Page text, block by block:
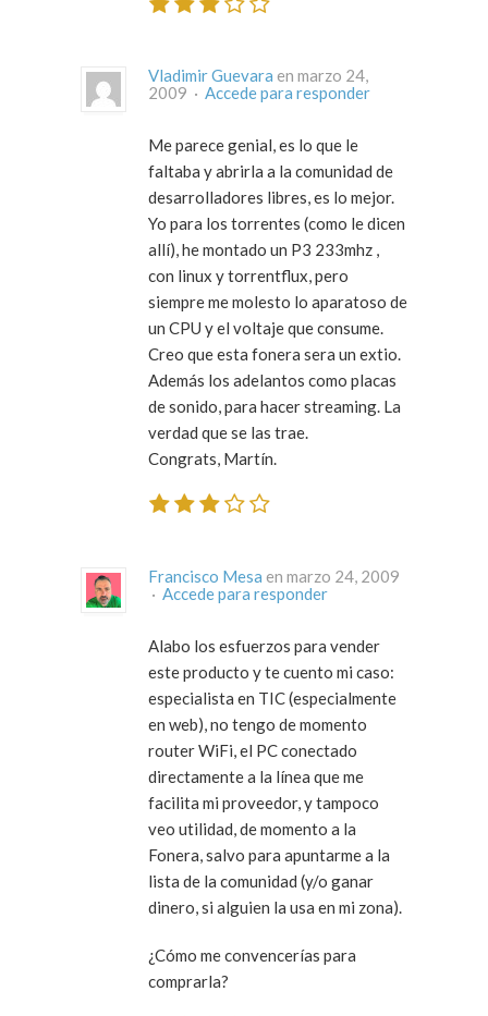
Vladimir Guevara en marzo 24,
2009 · Accede para responder
Me parece genial, es lo que le
faltaba y abrirla a la comunidad de
desarrolladores libres, es lo mejor.
Yo para los torrentes (como le dicen
allí), he montado un P3 233mhz ,
con linux y torrentflux, pero
siempre me molesto lo aparatoso de
un CPU y el voltaje que consume.
Creo que esta fonera sera un extio.
Además los adelantos como placas
de sonido, para hacer streaming. La
verdad que se las trae.
Congrats, Martín.
Francisco Mesa en marzo 24, 2009
· Accede para responder
Alabo los esfuerzos para vender
este producto y te cuento mi caso:
especialista en TIC (especialmente
en web), no tengo de momento
router WiFi, el PC conectado
directamente a la línea que me
facilita mi proveedor, y tampoco
veo utilidad, de momento a la
Fonera, salvo para apuntarme a la
lista de la comunidad (y/o ganar
dinero, si alguien la usa en mi zona).
¿Cómo me convencerías para
comprarla?